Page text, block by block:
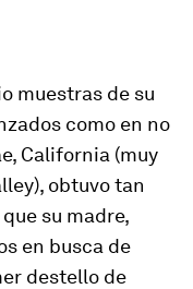
muestras de su
como en no
California (muy
obtuvo tan
su madre,
en busca de
destello de